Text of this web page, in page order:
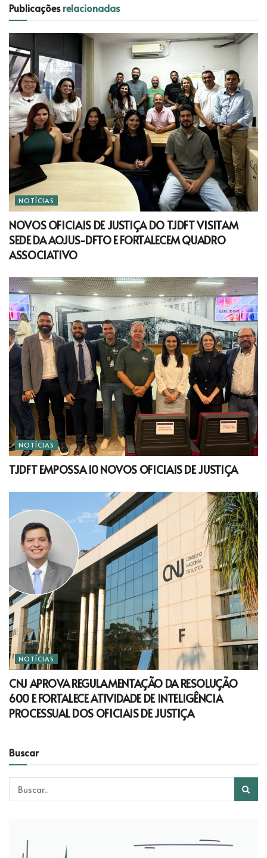
Publicaçõesrelacionadas
NOTÍCIAS
NOVOS OFICIAIS DE JUSTIÇA DO TJDFT VISITAM
SEDE DA AOJUS-DFTO E FORTALECEM QUADRO
ASSOCIATIVO
NOTÍCIAS
TJDFT EMPOSSA 10 NOVOS OFICIAIS DE JUSTIÇA
NOTÍCIAS
CNJ APROVA REGULAMENTAÇÃO DA RESOLUÇÃO
600 E FORTALECE ATIVIDADE DE INTELIGÊNCIA
PROCESSUAL DOS OFICIAIS DE JUSTIÇA
Buscar